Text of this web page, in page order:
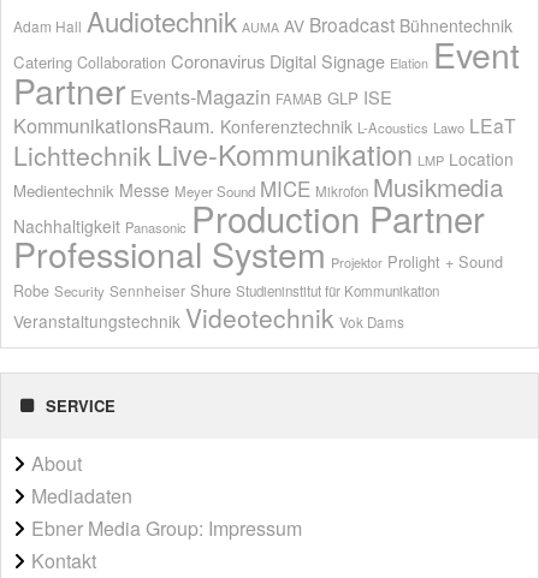
Adam Hall Audiotechnik AUMA AV Broadcast Bühnentechnik
Catering Collaboration Coronavirus Digital Signage Elation Event
Partner Events-Magazin FAMAB GLP ISE
KommunikationsRaum. Konferenztechnik L-Acoustics Lawo LEaT
Lichttechnik Live-Kommunikation LMP Location
Medientechnik Messe Meyer Sound MICE Mikrofon Musikmedia
Nachhaltigkeit Panasonic Production Partner
Professional System Projektor Prolight + Sound
Robe Security Sennheiser Shure Studieninstitut für Kommunikation
Veranstaltungstechnik Videotechnik Vok Dams
SERVICE
About
Mediadaten
Ebner Media Group: Impressum
Kontakt